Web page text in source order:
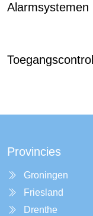
Alarmsystemen
Provincies
Groningen
Friesland
Drenthe